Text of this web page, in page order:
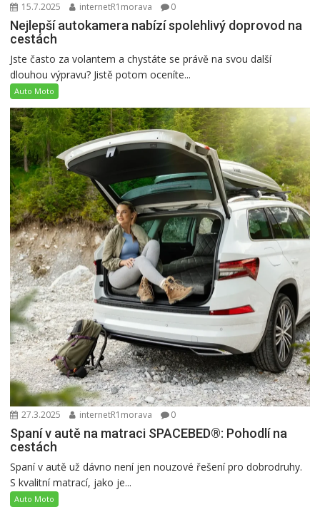
15.7.2025 internetR1morava 0
Nejlepší autokamera nabízí spolehlivý doprovod na
cestách
Jste často za volantem a chystáte se právě na svou další
dlouhou výpravu? Jistě potom oceníte...
Auto Moto
27.3.2025 internetR1morava 0
Spaní v autě na matraci SPACEBED®: Pohodlí na
cestách
Spaní v autě už dávno není jen nouzové řešení pro dobrodruhy.
S kvalitní matrací, jako je...
Auto Moto